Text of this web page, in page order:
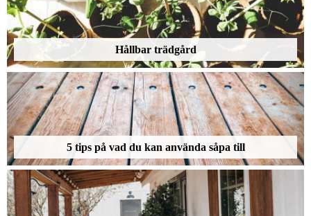
Hållbar trädgård
5 tips på vad du kan använda såpa till